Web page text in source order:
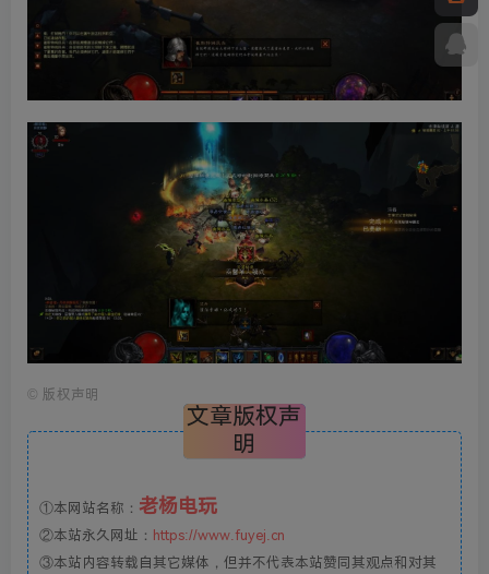
© 版权声明
文章版权声
明
①本网站名称： 老杨电玩
②本站永久网址： https://www.fuyej.cn
③本站内容转载自其它媒体，但并不代表本站赞同其观点和对其